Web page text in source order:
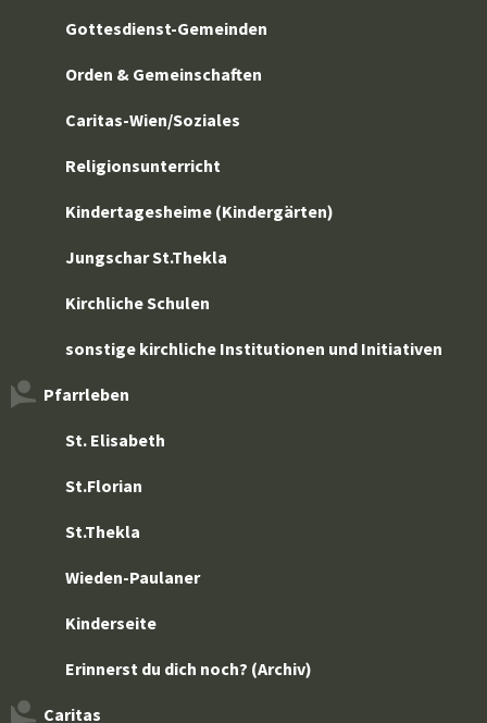
Gottesdienst-Gemeinden
Orden & Gemeinschaften
Caritas-Wien/Soziales
Religionsunterricht
Kindertagesheime (Kindergärten)
Jungschar St.Thekla
Kirchliche Schulen
sonstige kirchliche Institutionen und Initiativen
Pfarrleben
St. Elisabeth
St.Florian
St.Thekla
Wieden-Paulaner
Kinderseite
Erinnerst du dich noch? (Archiv)
Caritas